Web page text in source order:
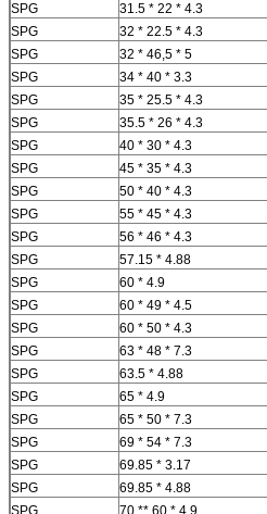
SPG
31.5 * 22 * ​​4.3
SPG
32 * 22.5 * 4.3
SPG
32 * 46,5 * 5
SPG
34 * 40 * 3.3
SPG
35 * 25.5 * 4.3
SPG
35.5 * 26 * 4.3
SPG
40 * 30 * 4.3
SPG
45 * 35 * 4.3
SPG
50 * 40 * 4.3
SPG
55 * 45 * 4.3
SPG
56 * 46 * 4.3
SPG
57.15 * 4.88
SPG
60 * 4.9
SPG
60 * 49 * 4.5
SPG
60 * 50 * 4.3
SPG
63 * 48 * 7.3
SPG
63.5 * 4.88
SPG
65 * 4.9
SPG
65 * 50 * 7.3
SPG
69 * 54 * 7.3
SPG
69.85 * 3.17
SPG
69.85 * 4.88